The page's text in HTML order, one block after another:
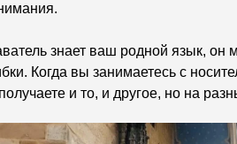
знает ваш родной язык,
Когда вы занимаетесь с
и то, и другое, но на